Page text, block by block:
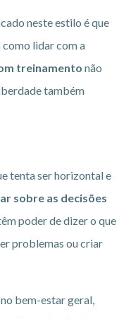
neste estilo é que
como lidar com a
treinamento não
também
tenta ser horizontal e
sobre as decisões
poder de dizer o que
problemas ou criar
bem-estar geral,